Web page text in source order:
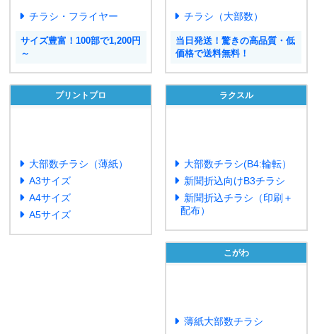
チラシ・フライヤー
サイズ豊富！100部で1,200円
～
チラシ（大部数）
当日発送！驚きの高品質・低
価格で送料無料！
プリントプロ
大部数チラシ（薄紙）
A3サイズ
A4サイズ
A5サイズ
ラクスル
大部数チラシ(B4:輪転）
新聞折込向けB3チラシ
新聞折込チラシ（印刷＋
配布）
こがわ
薄紙大部数チラシ